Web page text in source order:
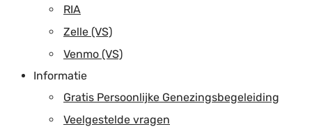
RIA
Zelle (VS)
Venmo (VS)
Informatie
Gratis Persoonlijke Genezingsbegeleiding
Veelgestelde vragen